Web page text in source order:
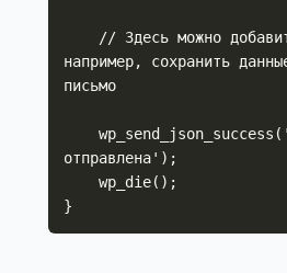
например, сохранить
письмо
отправлена');
}